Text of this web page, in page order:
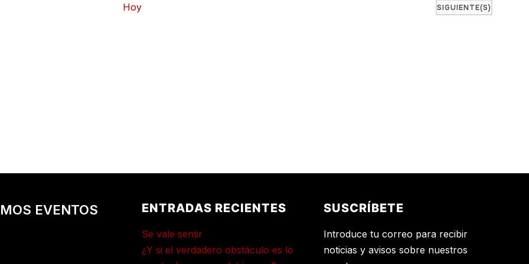
de
de
Hoy EVENTOS
SIGUIENTE(S)
EVENTOS ENTRADAS RECIENTES
Se vale sentir
¿Y si el verdadero obstáculo es lo
SUSCRÍBETE
Introduce tu correo para recibir
noticias y avisos sobre nuestros